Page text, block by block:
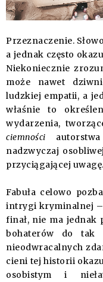
Przeznaczenie.
a jednak często
Niekoniecznie
może nawet
ludzkiej empatii, a
właśnie to
wydarzenia,
ciemności
nadzwyczaj
przyciągającej uwagę.
Fabuła celowo
intrygi kryminalnej –
finał, nie ma jednak
bohaterów do tak
nieodwracalnych
cieni tej historii
osobistym i